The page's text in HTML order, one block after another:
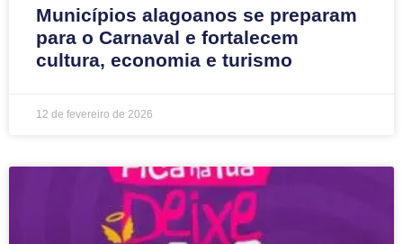
Municípios alagoanos se preparam
para o Carnaval e fortalecem
cultura, economia e turismo
12 de fevereiro de 2026